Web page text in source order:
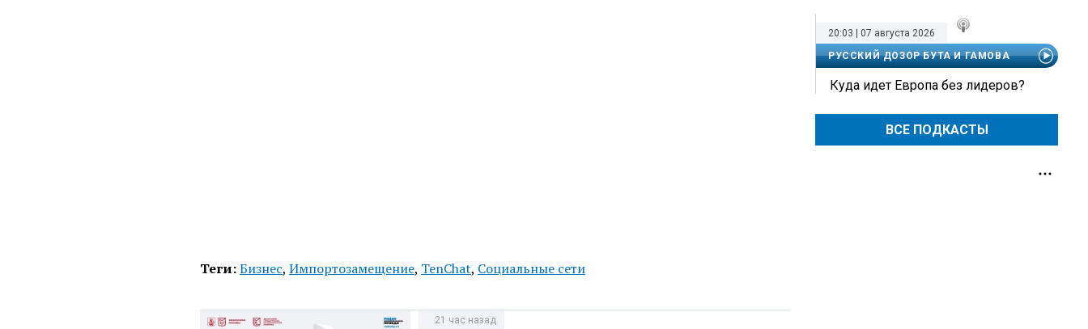
Теги:Бизнес, Импортозамещение, TenChat, Социальные сети
21 час назад
20:03 | 07 августа 2026
РУССКИЙ ДОЗОР БУТА И ГАМОВА
Куда идет Европа без лидеров?
ВСЕ ПОДКАСТЫ